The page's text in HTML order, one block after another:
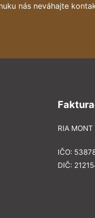
nás neváhajte
RIA MONT
IČO:
DIČ: